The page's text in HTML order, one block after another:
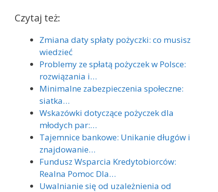
Czytaj też:
Zmiana daty spłaty pożyczki: co musisz
wiedzieć
Problemy ze spłatą pożyczek w Polsce:
rozwiązania i…
Minimalne zabezpieczenia społeczne:
siatka…
Wskazówki dotyczące pożyczek dla
młodych par:…
Tajemnice bankowe: Unikanie długów i
znajdowanie…
Fundusz Wsparcia Kredytobiorców:
Realna Pomoc Dla…
Uwalnianie się od uzależnienia od